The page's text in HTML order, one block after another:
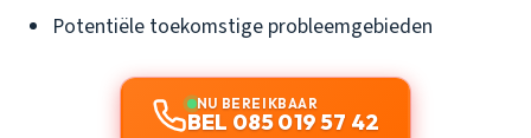
Potentiële toekomstige probleemgebieden
NU BEREIKBAAR
BEL 085 019 57 42